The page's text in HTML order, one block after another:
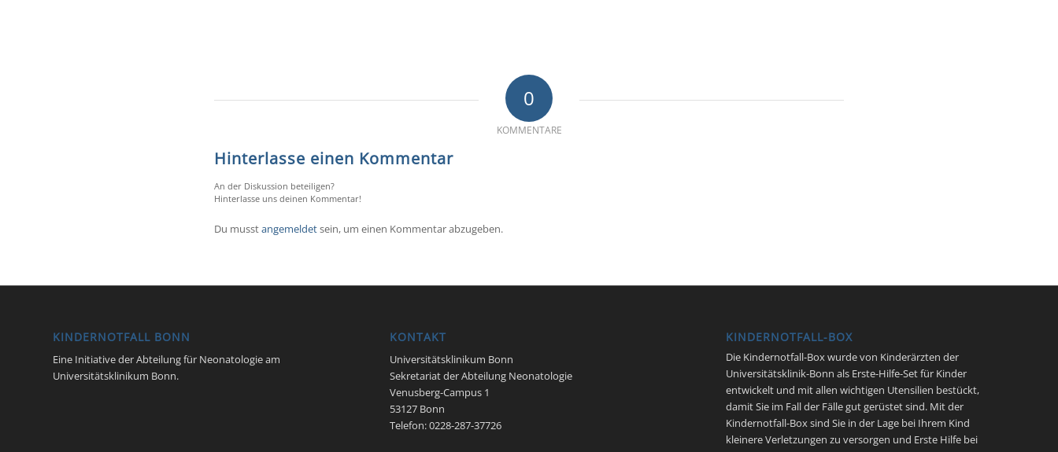
0
KOMMENTARE
Hinterlasse einen Kommentar
An der Diskussion beteiligen?
Hinterlasse uns deinen Kommentar!
Du musstangemeldetsein, um einen Kommentar abzugeben.
KINDERNOTFALL BONN
Eine Initiative der Abteilung für Neonatologie am
Universitätsklinikum Bonn.
KONTAKT
Universitätsklinikum Bonn
Sekretariat der Abteilung Neonatologie
Venusberg-Campus 1
53127 Bonn
Telefon: 0228-287-37726
KINDERNOTFALL-BOX
Die Kindernotfall-Box wurde von Kinderärzten der
Universitätsklinik-Bonn als Erste-Hilfe-Set für Kinder
entwickelt und mit allen wichtigen Utensilien bestückt,
damit Sie im Fall der Fälle gut gerüstet sind. Mit der
Kindernotfall-Box sind Sie in der Lage bei Ihrem Kind
kleinere Verletzungen zu versorgen und Erste Hilfe bei